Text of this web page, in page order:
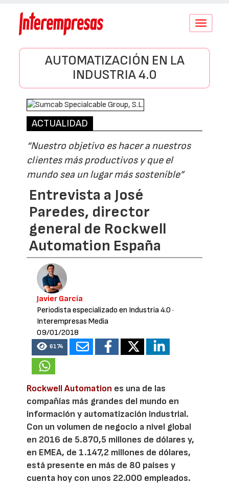
Conmutar
AUTOMATIZACIÓN EN LA
INDUSTRIA 4.0
ACTUALIDAD
“Nuestro objetivo es hacer a nuestros
clientes más productivos y que el
mundo sea un lugar más sostenible”
Entrevista a José
Paredes, director
general de Rockwell
Automation España
Javier García
Periodista especializado en Industria 4.0 ·
Interempresas Media
09/01/2018
6174
Rockwell Automation es una de las
compañías más grandes del mundo en
información y automatización industrial.
Con un volumen de negocio a nivel global
en 2016 de 5.870,5 millones de dólares y,
en EMEA, de 1.147,2 millones de dólares,
está presente en más de 80 países y
cuenta hoy con unos 22.000 empleados.